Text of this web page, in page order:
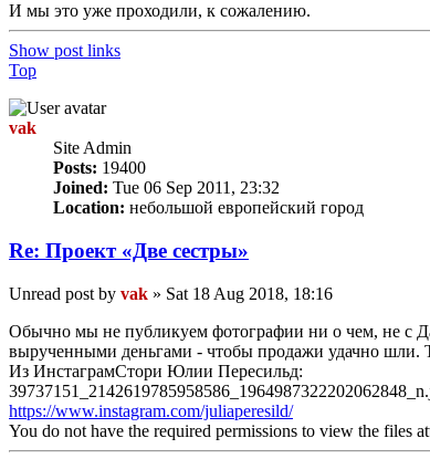
И мы это уже проходили, к сожалению.
Show post links
Top
vak
Site Admin
Posts: 19400
Joined: Tue 06 Sep 2011, 23:32
Location: небольшой европейский город
Re: Проект «Две сестры»
Unread post by vak » Sat 18 Aug 2018, 18:16
Обычно мы не публикуем фотографии ни о чем, не с
вырученными деньгами - чтобы продажи удачно шли.
Из ИнстаграмСтори Юлии Пересильд:
https://www.instagram.com/juliaperesild/
You do not have the required permissions to view the files